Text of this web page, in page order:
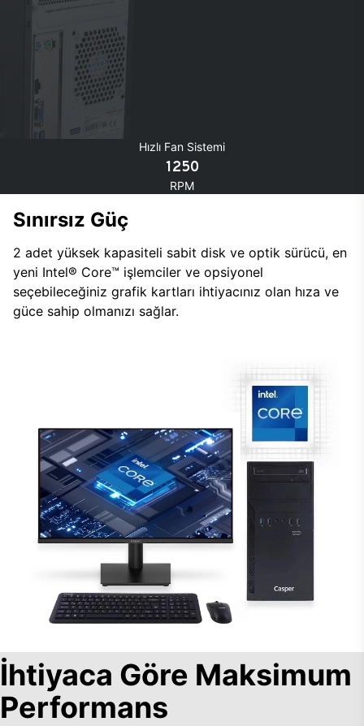
Hızlı Fan Sistemi
1250
RPM
Sınırsız Güç
2 adet yüksek kapasiteli sabit disk ve optik sürücü, en
yeni Intel® Core™ işlemciler ve opsiyonel
seçebileceğiniz grafik kartları ihtiyacınız olan hıza ve
güce sahip olmanızı sağlar.
İhtiyaca Göre Maksimum
Performans